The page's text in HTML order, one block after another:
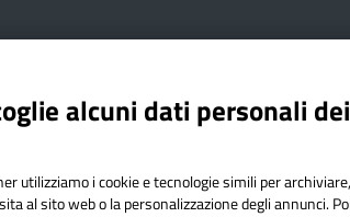
PolicyDichiarazione di accessibilitàContatti
Bricherasio (TO) | P.E.O.:
| Cod. Meccanografico: TOIC84200D
alcuni dati personali
utilizziamo i cookie e tecnologie simili per
al sito web o la personalizzazione degli annunci.